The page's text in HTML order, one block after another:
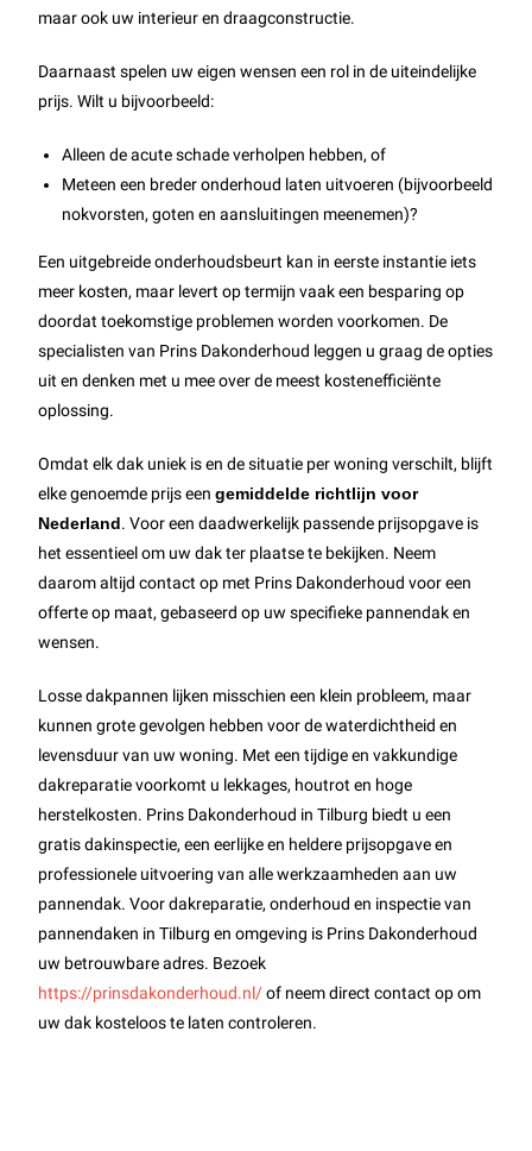
maar ook uw interieur en draagconstructie.
Daarnaast spelen uw eigen wensen een rol in de uiteindelijke
prijs. Wilt u bijvoorbeeld:
Alleen de acute schade verholpen hebben, of
Meteen een breder onderhoud laten uitvoeren (bijvoorbeeld
nokvorsten, goten en aansluitingen meenemen)?
Een uitgebreide onderhoudsbeurt kan in eerste instantie iets
meer kosten, maar levert op termijn vaak een besparing op
doordat toekomstige problemen worden voorkomen. De
specialisten van Prins Dakonderhoud leggen u graag de opties
uit en denken met u mee over de meest kostenefficiënte
oplossing.
Omdat elk dak uniek is en de situatie per woning verschilt, blijft
elke genoemde prijs eengemiddelde richtlijn voor
Nederland. Voor een daadwerkelijk passende prijsopgave is
het essentieel om uw dak ter plaatse te bekijken. Neem
daarom altijd contact op met Prins Dakonderhoud voor een
offerte op maat, gebaseerd op uw specifieke pannendak en
wensen.
Losse dakpannen lijken misschien een klein probleem, maar
kunnen grote gevolgen hebben voor de waterdichtheid en
levensduur van uw woning. Met een tijdige en vakkundige
dakreparatie voorkomt u lekkages, houtrot en hoge
herstelkosten. Prins Dakonderhoud in Tilburg biedt u een
gratis dakinspectie, een eerlijke en heldere prijsopgave en
professionele uitvoering van alle werkzaamheden aan uw
pannendak. Voor dakreparatie, onderhoud en inspectie van
pannendaken in Tilburg en omgeving is Prins Dakonderhoud
uw betrouwbare adres. Bezoek
https://prinsdakonderhoud.nl/of neem direct contact op om
uw dak kosteloos te laten controleren.